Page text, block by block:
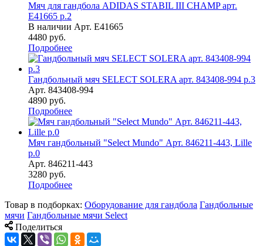
Мяч для гандбола ADIDAS STABIL III CHAMP арт.
E41665 р.2
В наличии Арт. E41665
4480 руб.
Подробнее
Гандбольный мяч SELECT SOLERA арт. 843408-994 р.3
Арт. 843408-994
4890 руб.
Подробнее
Мяч гандбольный "Select Mundo" Арт. 846211-443, Lille
р.0
Арт. 846211-443
3280 руб.
Подробнее
Товар в подборках: Оборудование для гандбола Гандбольные
мячи Гандбольные мячи Select
Поделиться